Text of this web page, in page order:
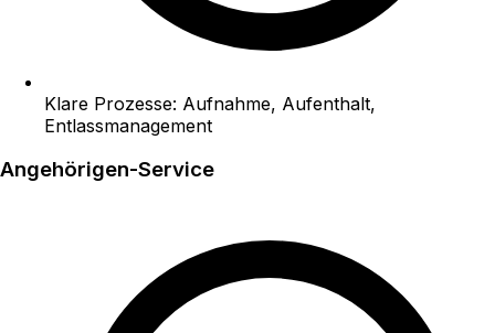
Klare Prozesse: Aufnahme, Aufenthalt,
Entlassmanagement
Angehörigen-Service